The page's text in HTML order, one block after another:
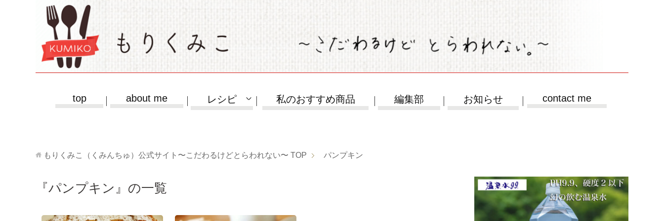
top about me レシピ 私のおすすめ商品 編集部 お知らせ contact me
もりくみこ（くみんちゅ）公式サイト〜こだわるけどとらわれない〜 TOP パンプキン
『パンプキン』の一覧